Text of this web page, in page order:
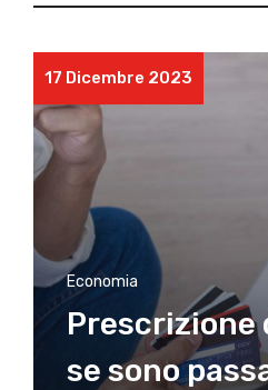
17 Dicembre 2023
Economia
Prescrizione
se sono